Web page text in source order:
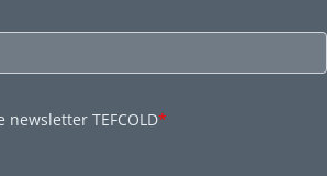
TEFCOLD*